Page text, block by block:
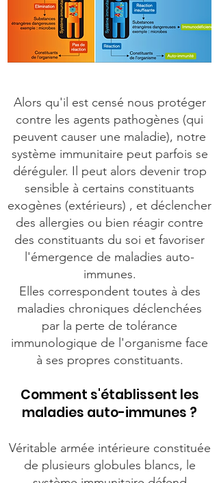
Alors qu'il est censé nous protéger
contre les agents pathogènes (qui
peuvent causer une maladie), notre
système immunitaire peut parfois se
déréguler. Il peut alors devenir trop
sensible à certains constituants
exogènes (extérieurs) , et déclencher
des allergies ou bien réagir contre
des constituants du soi et favoriser
l'émergence de maladies auto-
immunes.
Elles correspondent toutes à des
maladies chroniques déclenchées
par la perte de tolérance
immunologique de l'organisme face
à ses propres constituants.
Comment s'établissent les
maladies auto-immunes ?
Véritable armée intérieure constituée
de plusieurs globules blancs, le